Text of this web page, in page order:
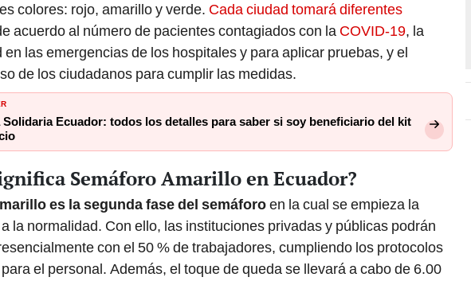
colores: rojo, amarillo y verde. Cada ciudad tomará diferentes
acuerdo al número de pacientes contagiados con la COVID-19, la
en las emergencias de los hospitales y para aplicar pruebas, y el
de los ciudadanos para cumplir las medidas.
Solidaria Ecuador: todos los detalles para saber si soy beneficiario del kit
Semáforo Amarillo en Ecuador?
es la segunda fase del semáforoen la cual se empieza la
la normalidad. Con ello, las instituciones privadas y públicas podrán
con el 50 % de trabajadores, cumpliendo los protocolos
el personal. Además, el toque de queda se llevará a cabo de 6.00